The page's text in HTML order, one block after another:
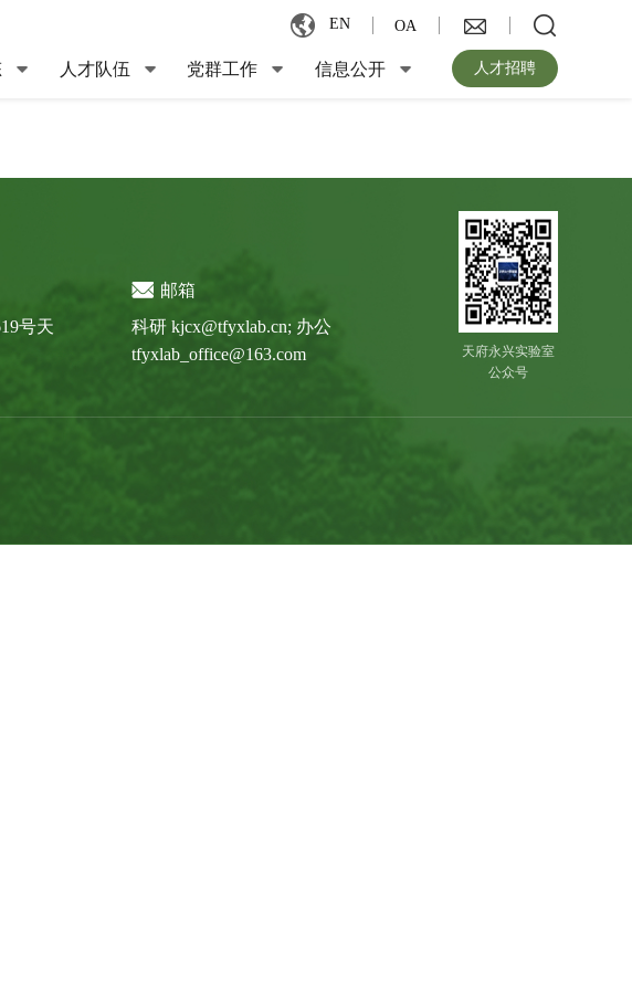
EN OA
人才队伍 党群工作 信息公开 人才招聘
号天
邮箱
科研 kjcx@tfyxlab.cn; 办公
tfyxlab_office@163.com
天府永兴实验室
公众号